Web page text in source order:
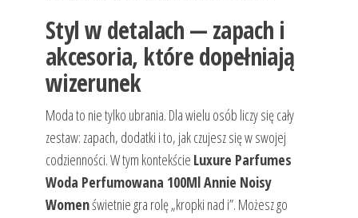
Styl w detalach — zapach i
akcesoria, które dopełniają
wizerunek
Moda to nie tylko ubrania. Dla wielu osób liczy się cały
zestaw: zapach, dodatki i to, jak czujesz się w swojej
codzienności. W tym kontekście Luxure Parfumes
Woda Perfumowana 100Ml Annie Noisy
Womenświetnie gra rolę „kropki nad i”. Możesz go